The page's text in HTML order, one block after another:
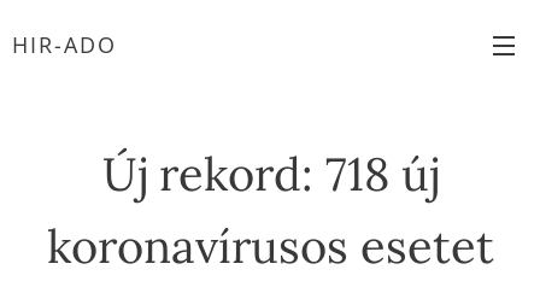
HIR-ADO
Új rekord: 718 új
koronavírusos esetet